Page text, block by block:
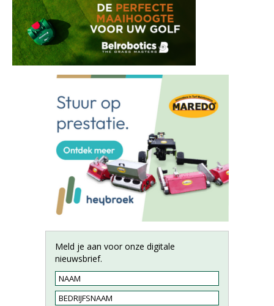
Meld je aan voor onze digitale
nieuwsbrief.